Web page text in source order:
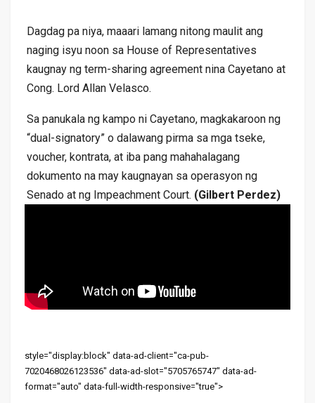
Dagdag pa niya, maaari lamang nitong maulit ang
naging isyu noon sa House of Representatives
kaugnay ng term-sharing agreement nina Cayetano at
Cong. Lord Allan Velasco.
Sa panukala ng kampo ni Cayetano, magkakaroon ng
“dual-signatory” o dalawang pirma sa mga tseke,
voucher, kontrata, at iba pang mahahalagang
dokumento na may kaugnayan sa operasyon ng
Senado at ng Impeachment Court. (Gilbert Perdez)
style="display:block" data-ad-client="ca-pub-
7020468026123536" data-ad-slot="5705765747" data-ad-
format="auto" data-full-width-responsive="true">